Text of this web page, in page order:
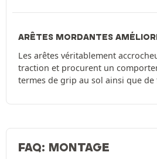
ARÊTES MORDANTES
Les arêtes véritablement
traction et procurent un
termes de grip au sol ainsi que de
FAQ: MONTAGE